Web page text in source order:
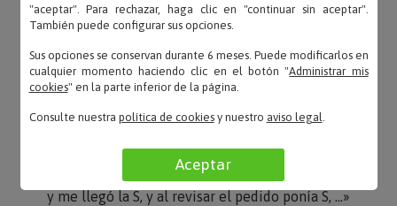
OPINIONES
Jorge – 16/02/2023
«Pues el producto bueno, pero seleccione la talla L
y me llegó la S, y al revisar el pedido ponía S, ...»
"aceptar". Para rechazar, haga clic en "continuar sin aceptar".
También puede configurar sus opciones.
Sus opciones se conservan durante 6 meses. Puede modificarlos en
cualquier momento haciendo clic en el botón "Administrar mis
cookies" en la parte inferior de la página.
Consulte nuestra política de cookiesy nuestro aviso legal.
Aceptar